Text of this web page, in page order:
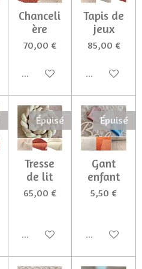
Chanceli
ère
70,00 €
Épuisé
Tapis de
jeux
85,00 €
Épuisé
Épuisé
Tresse
de lit
65,00 €
Épuisé
Épuisé
Gant
enfant
5,50 €
Épuisé